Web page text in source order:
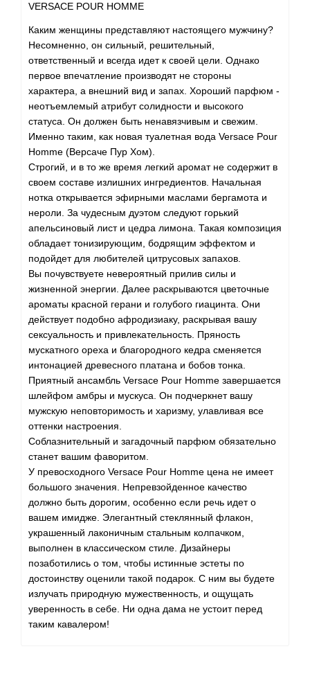
VERSACE POUR HOMME
Каким женщины представляют настоящего мужчину?
Несомненно, он сильный, решительный,
ответственный и всегда идет к своей цели. Однако
первое впечатление производят не стороны
характера, а внешний вид и запах. Хороший парфюм -
неотъемлемый атрибут солидности и высокого
статуса. Он должен быть ненавязчивым и свежим.
Именно таким, как новая туалетная вода Versace Pour
Homme (Версаче Пур Хом).
Строгий, и в то же время легкий аромат не содержит в
своем составе излишних ингредиентов. Начальная
нотка открывается эфирными маслами бергамота и
нероли. За чудесным дуэтом следуют горький
апельсиновый лист и цедра лимона. Такая композиция
обладает тонизирующим, бодрящим эффектом и
подойдет для любителей цитрусовых запахов.
Вы почувствуете невероятный прилив силы и
жизненной энергии. Далее раскрываются цветочные
ароматы красной герани и голубого гиацинта. Они
действует подобно афродизиаку, раскрывая вашу
сексуальность и привлекательность. Пряность
мускатного ореха и благородного кедра сменяется
интонацией древесного платана и бобов тонка.
Приятный ансамбль Versace Pour Homme завершается
шлейфом амбры и мускуса. Он подчеркнет вашу
мужскую неповторимость и харизму, улавливая все
оттенки настроения.
Соблазнительный и загадочный парфюм обязательно
станет вашим фаворитом.
У превосходного Versace Pour Homme цена не имеет
большого значения. Непревзойденное качество
должно быть дорогим, особенно если речь идет о
вашем имидже. Элегантный стеклянный флакон,
украшенный лаконичным стальным колпачком,
выполнен в классическом стиле. Дизайнеры
позаботились о том, чтобы истинные эстеты по
достоинству оценили такой подарок. С ним вы будете
излучать природную мужественность, и ощущать
уверенность в себе. Ни одна дама не устоит перед
таким кавалером!